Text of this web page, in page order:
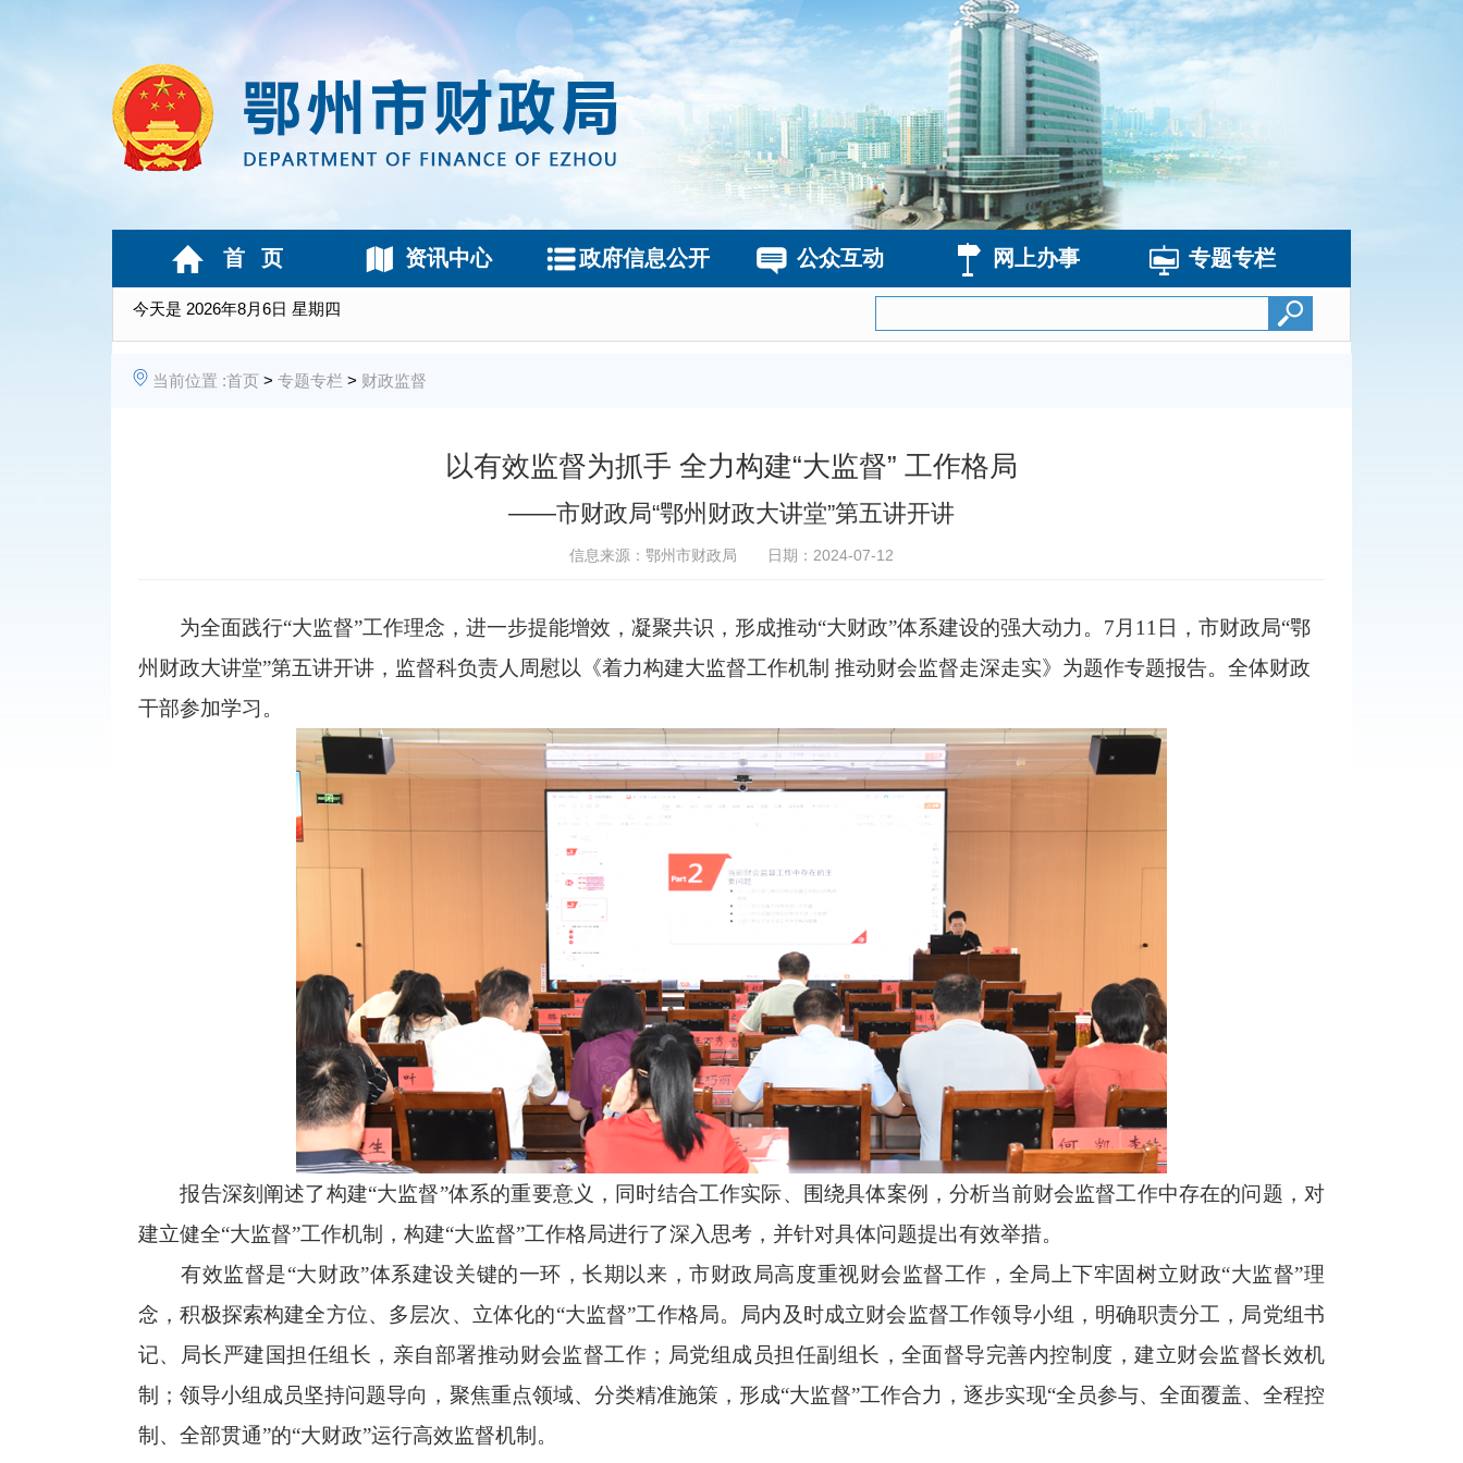
今天是 2026年8月6日 星期四
首 页 资讯中心 政府信息公开 公众互动 网上办事 专题专栏
当前位置 :首页 > 专题专栏 > 财政监督
以有效监督为抓手 全力构建“大监督” 工作格局
——市财政局“鄂州财政大讲堂”第五讲开讲
信息来源：鄂州市财政局 日期：2024-07-12
为全面践行“大监督”工作理念， 进一步提能增效，凝聚共识，形成推动“大财政”体系建设的强大动力。 7月11日，市财政局“鄂
州财政大讲堂”第五讲开讲，监督科负责人周慰以《着力构建大监督工作机制 推动财会监督走深走实》为题作专题报告。 全体财政
干部参加学习。
报告深刻阐述了构建“大监督”体系的重要意义，同时结合工作实际、围绕具体案例，分析当前财会监督工作中存在的问题，对
建立健全“大监督”工作机制，构建“大监督”工作格局进行了深入思考，并针对具体问题提出有效举措。
有效监督是“大财政”体系建设关键的一环，长期以来，市财政局高度重视财会监督工作，全局上下牢固树立财政“大监督”理
念，积极探索构建全方位、多层次、立体化的“大监督”工作格局。局内及时成立财会监督工作领导小组，明确职责分工，局党组书
记、局长严建国担任组长，亲自部署推动财会监督工作；局党组成员担任副组长，全面督导完善内控制度，建立财会监督长效机
制；领导小组成员坚持问题导向，聚焦重点领域、分类精准施策，形成“大监督”工作合力，逐步实现“全员参与、全面覆盖、全程控
制、全部贯通”的“大财政”运行高效监督机制。